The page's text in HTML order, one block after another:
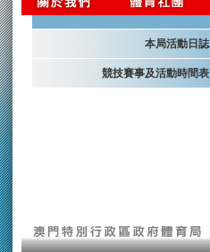
本局活動日誌
競技賽事及活動時間表